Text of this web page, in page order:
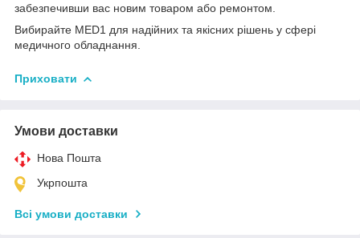
забезпечивши вас новим товаром або ремонтом.
Вибирайте MED1 для надійних та якісних рішень у сфері
медичного обладнання.
Приховати
Умови доставки
Нова Пошта
Укрпошта
Всі умови доставки